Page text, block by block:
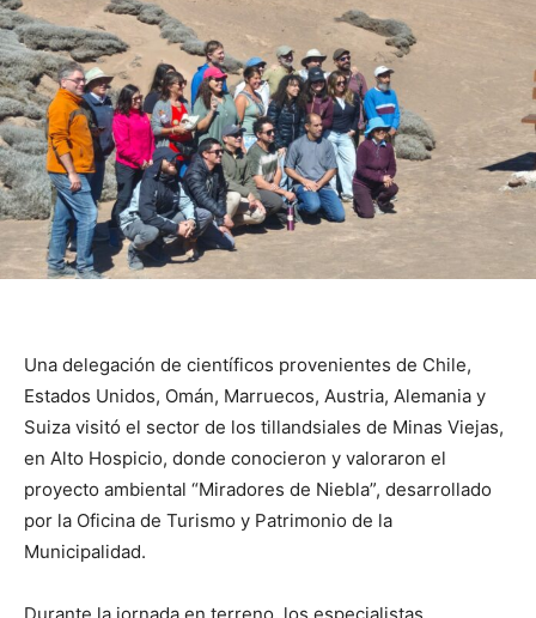
Una delegación de científicos provenientes de Chile,
Estados Unidos, Omán, Marruecos, Austria, Alemania y
Suiza visitó el sector de los tillandsiales de Minas Viejas,
en Alto Hospicio, donde conocieron y valoraron el
proyecto ambiental “Miradores de Niebla”, desarrollado
por la Oficina de Turismo y Patrimonio de la
Municipalidad.